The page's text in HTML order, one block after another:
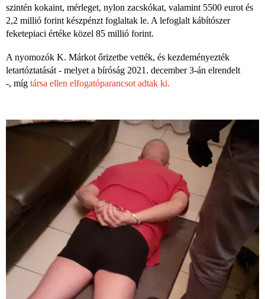
szintén kokaint, mérleget, nylon zacskókat, valamint 5500 eurot és
2,2 millió forint készpénzt foglaltak le. A lefoglalt kábítószer
feketepiaci értéke közel 85 millió forint.
A nyomozók K. Márkot őrizetbe vették, és kezdeményezték
letartóztatását - melyet a bíróság 2021. december 3-án elrendelt
-, míg társa ellen elfogatóparancsot adtak ki.